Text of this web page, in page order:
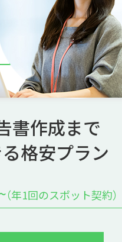
書作成まで
格安プラン
（年1回のスポット契約）